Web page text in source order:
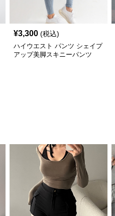
¥3,300 (税込)
ハイウエスト パンツ シェイプ
アップ美脚スキニーパンツ